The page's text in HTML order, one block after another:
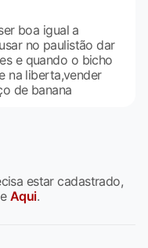
boa igual a
no paulistão dar
e quando o bicho
na liberta,vender
de banana
estar cadastrado,
Aqui.